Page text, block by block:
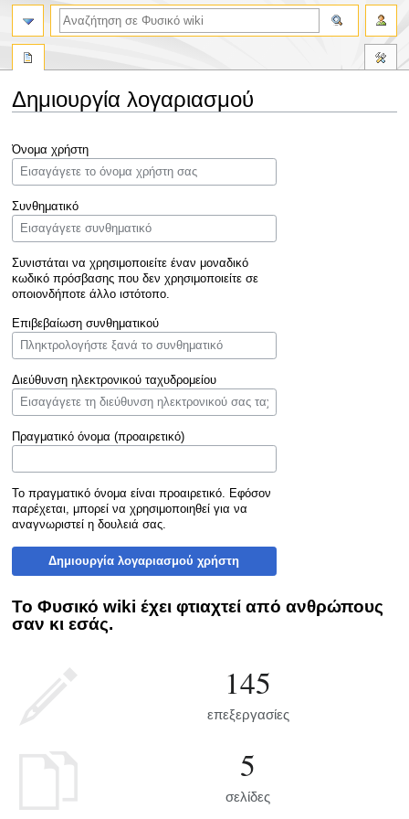
Δημιουργία λογαριασμού
στην
πλοήγηση
στην
αναζήτηση
Όνομα χρήστη
Συνθηματικό
Συνιστάται να χρησιμοποιείτε έναν μοναδικό
κωδικό πρόσβασης που δεν χρησιμοποιείτε σε
οποιονδήποτε άλλο ιστότοπο.
Επιβεβαίωση συνθηματικού
Διεύθυνση ηλεκτρονικού ταχυδρομείου
Πραγματικό όνομα (προαιρετικό)
Το πραγματικό όνομα είναι προαιρετικό. Εφόσον
παρέχεται, μπορεί να χρησιμοποιηθεί για να
αναγνωριστεί η δουλειά σας.
Δημιουργία λογαριασμού χρήστη
Το Φυσικό wiki έχει φτιαχτεί από ανθρώπους
σαν κι εσάς.
145
επεξεργασίες
5
σελίδες